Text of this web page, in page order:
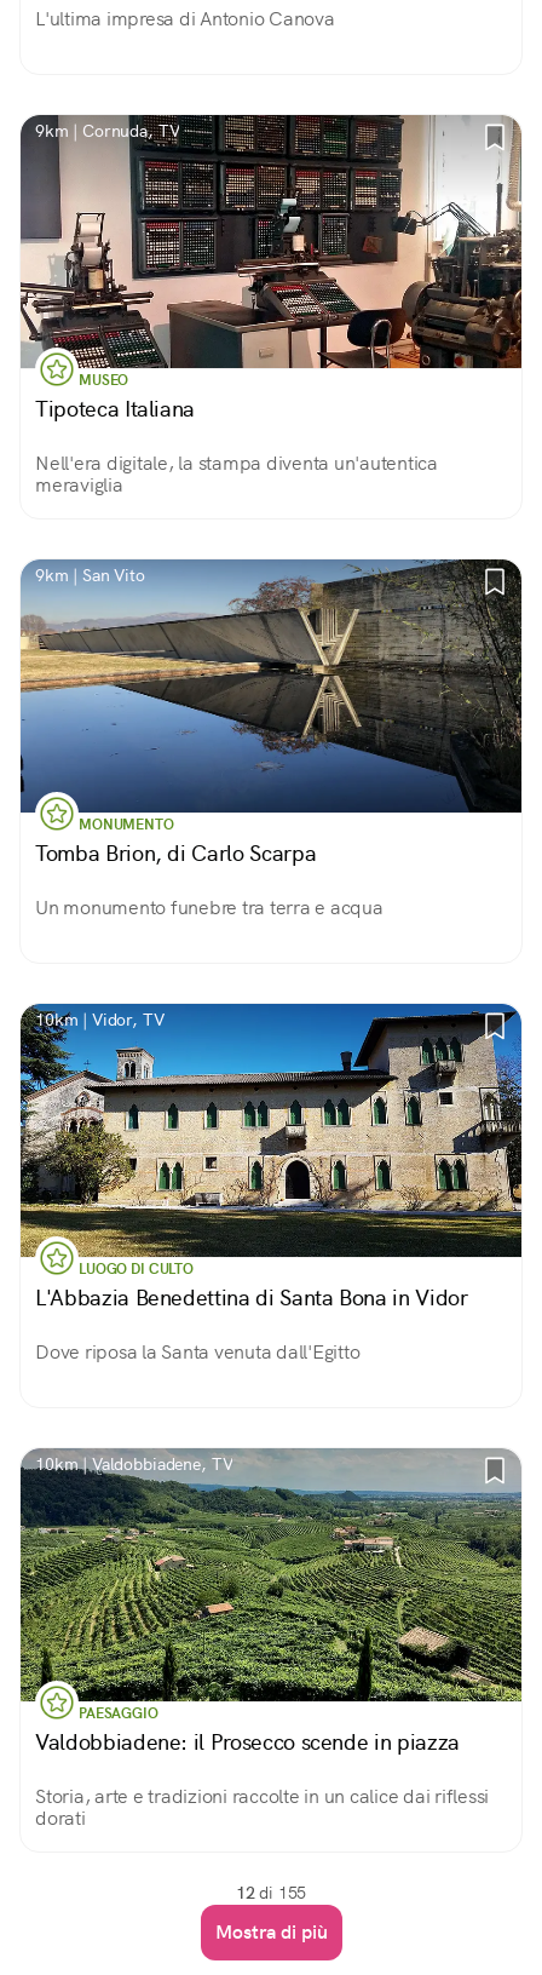
L'ultima impresa di Antonio Canova
9km | Cornuda, TV
MUSEO
Tipoteca Italiana
Nell'era digitale, la stampa diventa un'autentica
meraviglia
9km | San Vito
MONUMENTO
Tomba Brion, di Carlo Scarpa
Un monumento funebre tra terra e acqua
10km | Vidor, TV
LUOGO DI CULTO
L'Abbazia Benedettina di Santa Bona in Vidor
Dove riposa la Santa venuta dall'Egitto
10km | Valdobbiadene, TV
PAESAGGIO
Valdobbiadene: il Prosecco scende in piazza
Storia, arte e tradizioni raccolte in un calice dai riflessi
dorati
12di 155
Mostra di più